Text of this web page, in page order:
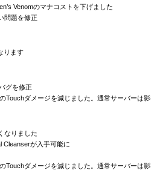
Venomのマナコストを下げました
問題を修正
ります
グを修正
ダメージを減じました。通常サーバーは影
なりました
Cleanserが入手可能に
ダメージを減じました。通常サーバーは影